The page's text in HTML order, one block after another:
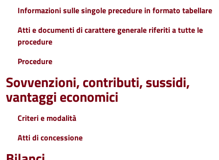
Informazioni sulle singole precedure in formato tabellare
Atti e documenti di carattere generale riferiti a tutte le
procedure
Procedure
Sovvenzioni, contributi, sussidi,
vantaggi economici
Criteri e modalità
Atti di concessione